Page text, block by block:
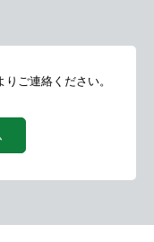
ご連絡ください。